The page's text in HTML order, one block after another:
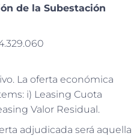
de la Subestación
La oferta económica
i) Leasing Cuota
Valor Residual.
adjudicada será aquella